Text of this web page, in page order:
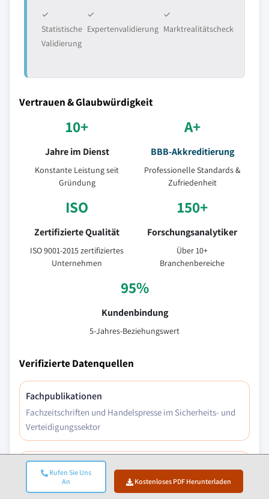
Rufen Sie Uns
An
Kostenloses PDF Herunterladen
✓
Statistische
Validierung
✓
Expertenvalidierung
✓
Marktrealitätscheck
Vertrauen & Glaubwürdigkeit
10+
Jahre im Dienst
Konstante Leistung seit
Gründung
A+
BBB-Akkreditierung
Professionelle Standards &
Zufriedenheit
ISO
Zertifizierte Qualität
ISO 9001-2015 zertifiziertes
Unternehmen
150+
Forschungsanalytiker
Über 10+
Branchenbereiche
95%
Kundenbindung
5-Jahres-Beziehungswert
Verifizierte Datenquellen
Fachpublikationen
Fachzeitschriften und Handelspresse im Sicherheits- und
Verteidigungssektor
Branchendatenbanken
Eigenentwickelte und Drittanbieter-Marktdatenbanken